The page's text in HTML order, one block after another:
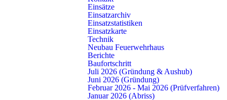
Einsätze
Einsatzarchiv
Einsatzstatistiken
Einsatzkarte
Technik
Neubau Feuerwehrhaus
Berichte
Baufortschritt
Juli 2026 (Gründung & Aushub)
Juni 2026 (Gründung)
Februar 2026 - Mai 2026 (Prüfverfahren)
Januar 2026 (Abriss)
Freiwillige Feuerwehr Schorndorf
Künkelinstraße 9, 73614 Schorndorf
info@feuerwehr-schorndorf.de